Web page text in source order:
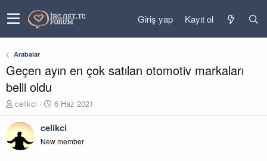
Giriş yap Kayıt ol
Arabalar
Geçen ayın en çok satılan otomotiv markaları
belli oldu
K
n
u
y
celikci
B
ş
l
a
6 Haz 2021
celikci
New member